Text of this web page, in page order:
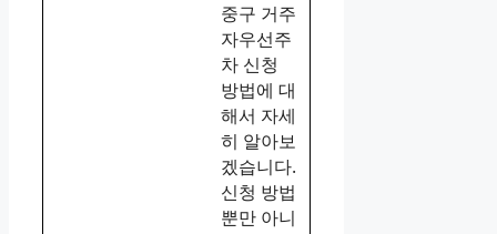
중구 거주
자우선주
차 신청
방법에 대
해서 자세
히 알아보
겠습니다.
신청 방법
뿐만 아니